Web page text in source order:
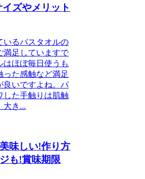
イズやメリット
いるバスタオルの
満足していますで
はほぼ毎日使うも
った感触など満足
良いですよね。バ
した手触りは肌触
大き...
味しい!作り方
も!賞味期限